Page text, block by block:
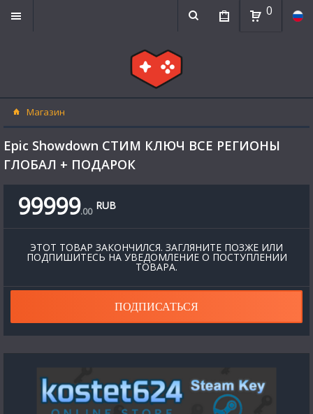
0
Магазин
Epic Showdown СТИМ КЛЮЧ ВСЕ РЕГИОНЫ
ГЛОБАЛ + ПОДАРОК
99999.00 RUB
ЭТОТ ТОВАР ЗАКОНЧИЛСЯ. ЗАГЛЯНИТЕ ПОЗЖЕ ИЛИ
ПОДПИШИТЕСЬ НА УВЕДОМЛЕНИЕ О ПОСТУПЛЕНИИ
ТОВАРА.
ПОДПИСАТЬСЯ